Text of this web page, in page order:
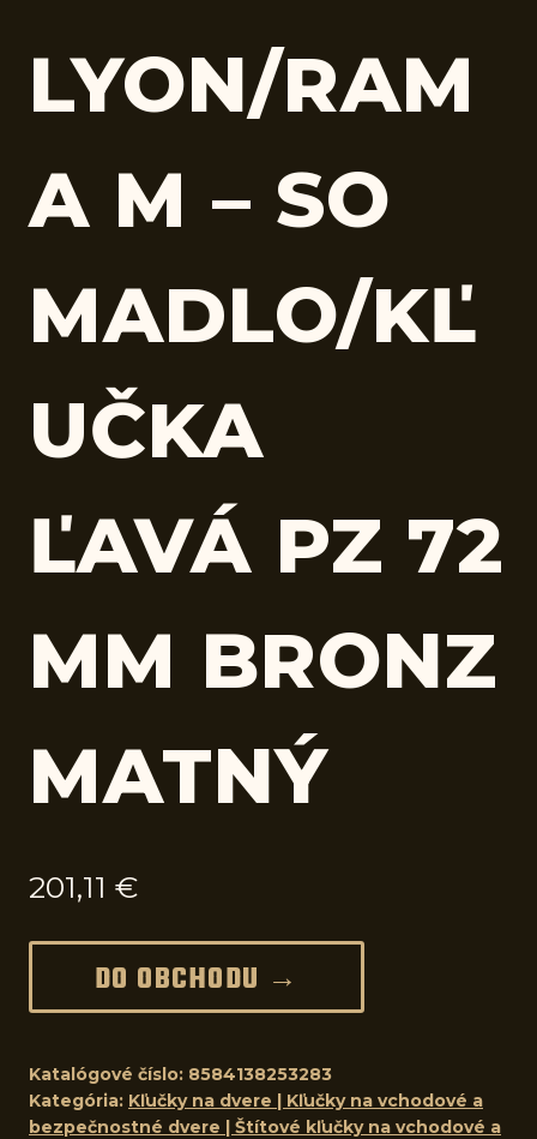
LYON/RAM
A M – SO
MADLO/KĽ
UČKA
ĽAVÁ PZ 72
MM BRONZ
MATNÝ
201,11 €
DO OBCHODU →
Katalógové číslo: 8584138253283
Kategória: Kľučky na dvere | Kľučky na vchodové a
bezpečnostné dvere | Štítové kľučky na vchodové a